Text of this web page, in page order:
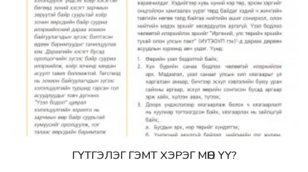
Дэлгэрэнгүй
ГҮТГЭЛЭГ ГЭМТ ХЭРЭГ МӨН ҮҮ?